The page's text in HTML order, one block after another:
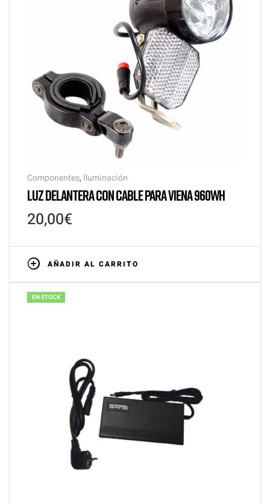
Componentes, Iluminación
LUZ DELANTERA CON CABLE PARA VIENA 960WH
20,00€
AÑADIR AL CARRITO
EN STOCK